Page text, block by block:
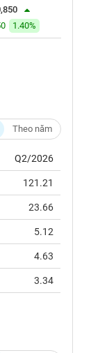
1.40%
Theo năm
Q2/2026
121.21
23.66
5.12
4.63
3.34